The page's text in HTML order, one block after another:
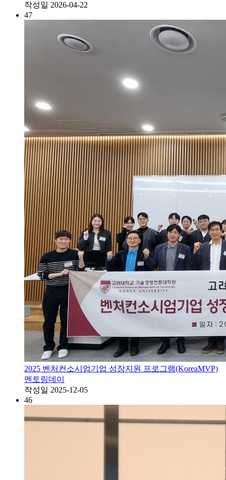
작성일 2026-04-22
47
2025 벤처컨소시엄기업 성장지원 프로그램(KoreaMVP)
멘토링데이
작성일 2025-12-05
46